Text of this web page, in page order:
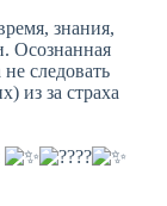
знания,
Осознанная
следовать
из за страха